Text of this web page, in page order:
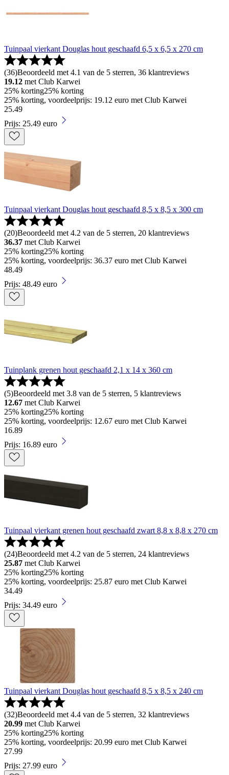
Tuinpaal vierkant Douglas hout geschaafd 6,5 x 6,5 x 270 cm
(36)Beoordeeld met 4.1 van de 5 sterren, 36 klantreviews
19.12 met Club Karwei
25% korting25% korting
25% korting, voordeelprijs: 19.12 euro met Club Karwei
25.49
Prijs: 25.49 euro
Tuinpaal vierkant Douglas hout geschaafd 8,5 x 8,5 x 300 cm
(20)Beoordeeld met 4.2 van de 5 sterren, 20 klantreviews
36.37 met Club Karwei
25% korting25% korting
25% korting, voordeelprijs: 36.37 euro met Club Karwei
48.49
Prijs: 48.49 euro
Tuinplank grenen hout geschaafd 2,1 x 14 x 360 cm
(5)Beoordeeld met 3.8 van de 5 sterren, 5 klantreviews
12.67 met Club Karwei
25% korting25% korting
25% korting, voordeelprijs: 12.67 euro met Club Karwei
16.89
Prijs: 16.89 euro
Tuinpaal vierkant grenen hout geschaafd zwart 8,8 x 8,8 x 270 cm
(24)Beoordeeld met 4.2 van de 5 sterren, 24 klantreviews
25.87 met Club Karwei
25% korting25% korting
25% korting, voordeelprijs: 25.87 euro met Club Karwei
34.49
Prijs: 34.49 euro
Tuinpaal vierkant Douglas hout geschaafd 8,5 x 8,5 x 240 cm
(32)Beoordeeld met 4.4 van de 5 sterren, 32 klantreviews
20.99 met Club Karwei
25% korting25% korting
25% korting, voordeelprijs: 20.99 euro met Club Karwei
27.99
Prijs: 27.99 euro